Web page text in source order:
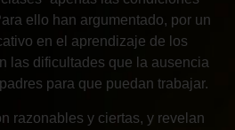
ello han argumentado, por un
en el aprendizaje de los
las dificultades que la ausencia
para que puedan trabajar.
razonables y ciertas, y revelan